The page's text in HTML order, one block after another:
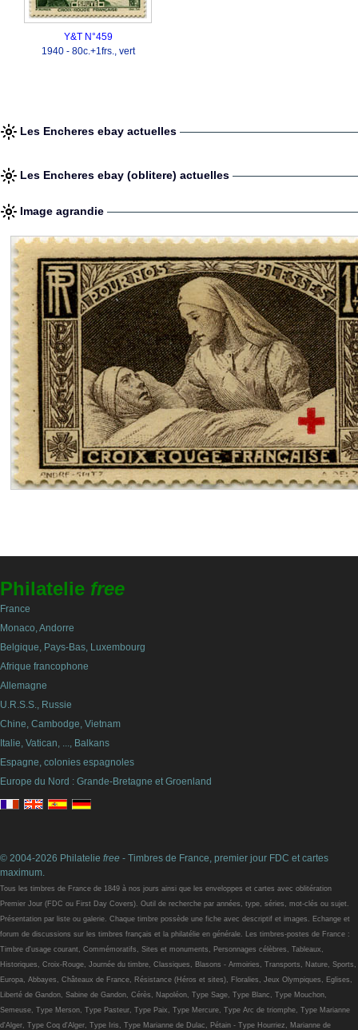
Y&T N°459
1940 - 80c.+1frs., vert
Les Encheres ebay actuelles
Les Encheres ebay (oblitere) actuelles
Image agrandie
Philatelie free
France
Monaco, Andorre
Belgique, Pays-Bas, Luxembourg
Afrique francophone
Allemagne
U.R.S.S., Russie
Chine, Cambodge, Vietnam
Italie, Vatican, ..., Balkans
Espagne, colonies espagnoles
Europe du Nord : Grande-Bretagne et Groenland
© 2004-2026 Philatelie free - Timbres de France, premier jour FDC et cartes
maximum.
Tous les timbres de France de 1849 à nos jours ainsi que les enveloppes et cartes avec oblitération
Premier Jour (FDC ou First Day Covers). Outil de recherche par années, type, séries, mot-clés ou sujet.
Présentation par liste ou galerie. Chaque timbre possède une fiche avec descriptif et images. Echange et
forum de discussions sur les timbres français et la philatélie en générale. Les timbres-postes de France :
Timbre d'usage courant, Commémoratifs, Sites et monuments, Personnages célèbres, Tableaux,
Historiques, Croix-Rouge, Journée du timbre, Classiques, Blasons - Armoiries, Transports, Nature, Sports,
Europa, Abbayes, Châteaux de France, Résistance (Héros et sites), Floralies, Jeux Olympiques, Eglises,
Liberté de Gandon, Sabine de Gandon, Cérès, Napoléon, Type Sage, Type Blanc, Type Mouchon,
Semeuse, Type Merson, Type Pasteur, Type Paix, Type Mercure, Type Arc de triomphe, Type Marianne
d'Alger, Type Coq d'Alger, Type Iris, Type Marianne de Dulac, Pétain - Type Hourriez, Marianne de